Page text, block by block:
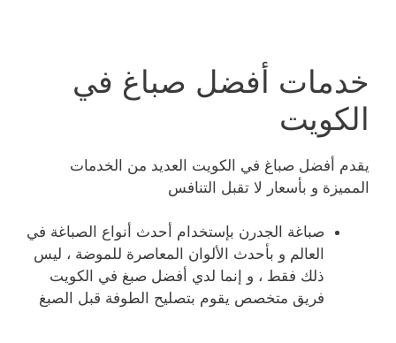
خدمات أفضل صباغ في
الكويت
يقدم أفضل صباغ في الكويت العديد من الخدمات
المميزة و بأسعار لا تقبل التنافس
صباغة الجدرن بإستخدام أحدث أنواع الصباغة في
العالم و بأحدث الألوان المعاصرة للموضة ، ليس
ذلك فقط ، و إنما لدي أفضل صبغ في الكويت
فريق متخصص يقوم بتصليح الطوفة قبل الصبغ